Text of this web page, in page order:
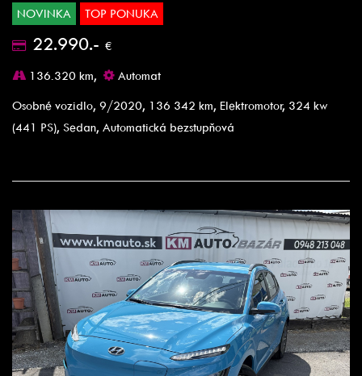
NOVINKA TOP PONUKA
22.990.- €
136.320 km,
Automat
Osobné vozidlo, 9/2020, 136 342 km, Elektromotor, 324 kw
(441 PS), Sedan, Automatická bezstupňová